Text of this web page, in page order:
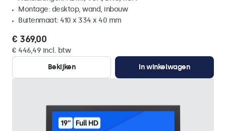
Montage: desktop, wand, inbouw
Buitenmaat: 410 x 334 x 40 mm
€ 369,00
€ 446,49 incl. btw
Bekijken
In winkelwagen